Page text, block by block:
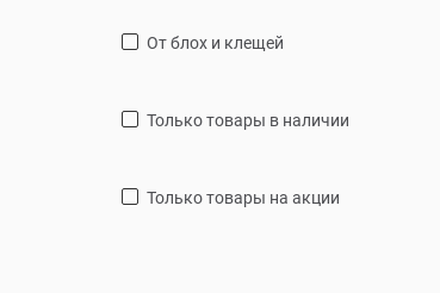
От блох и клещей
только товары в наличии
только товары на акции